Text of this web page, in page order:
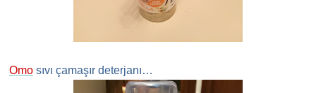
Omo sıvı çamaşır deterjanı…